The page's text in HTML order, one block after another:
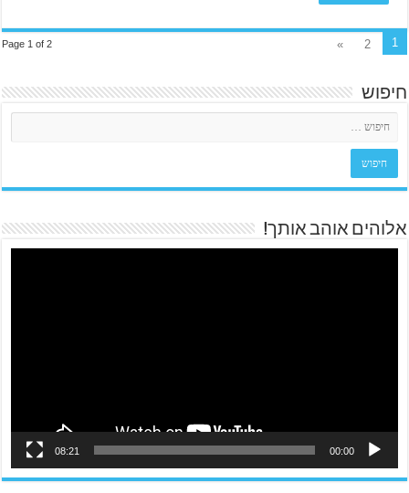
Page 1 of 2 1
2
»
חיפוש
אלוהים אוהב אותך!
00:00
08:21